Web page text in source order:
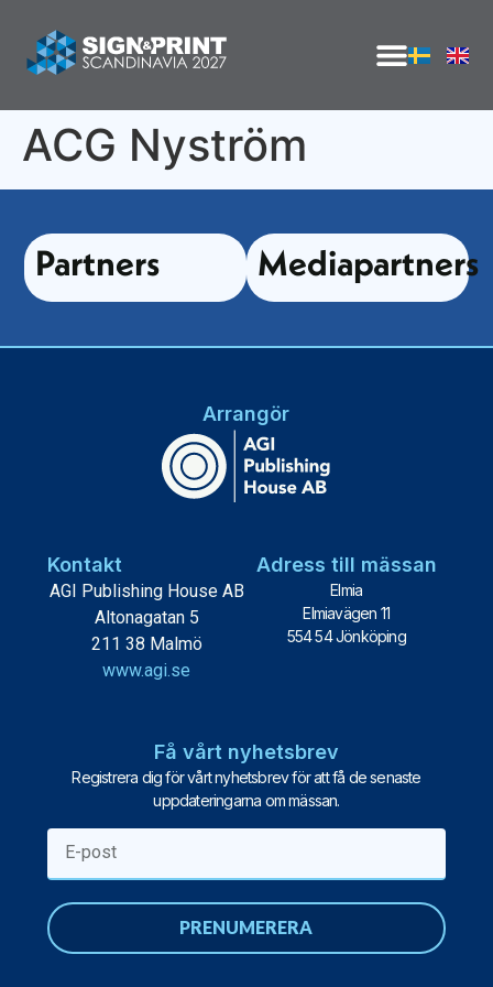
ACG Nyström
Partners Mediapartners
Arrangör
Kontakt
AGI Publishing House AB
Altonagatan 5
211 38 Malmö
www.agi.se
Adress till mässan
Elmia
Elmiavägen 11
554 54 Jönköping
Få vårt nyhetsbrev
Registrera dig för vårt nyhetsbrev för att få de senaste
uppdateringarna om mässan.
PRENUMERERA